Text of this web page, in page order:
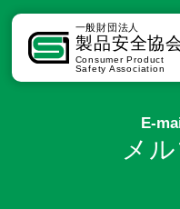
一般財団法人
製品安全協
Consumer Product
Safety Association
E-
メ